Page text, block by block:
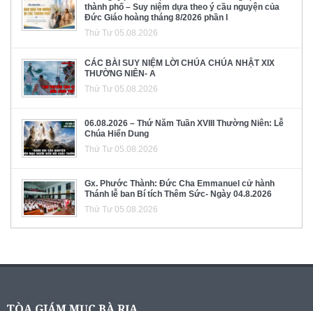
thành phố – Suy niệm dựa theo ý cầu nguyện của
Đức Giáo hoàng tháng 8/2026 phần I
Thứ Tư 05.08.2026
CÁC BÀI SUY NIỆM LỜI CHÚA CHÚA NHẬT XIX
THƯỜNG NIÊN- A
Thứ Tư 05.08.2026
06.08.2026 – Thứ Năm Tuần XVIII Thường Niên: Lễ
Chúa Hiển Dung
Thứ Tư 05.08.2026
Gx. Phước Thành: Đức Cha Emmanuel cử hành
Thánh lễ ban Bí tích Thêm Sức- Ngày 04.8.2026
Thứ Tư 05.08.2026